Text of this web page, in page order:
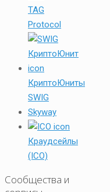
TAG
Protocol
КриптоЮниты
SWIG
Skyway
Краудсейлы
(ICO)
Сообщества и